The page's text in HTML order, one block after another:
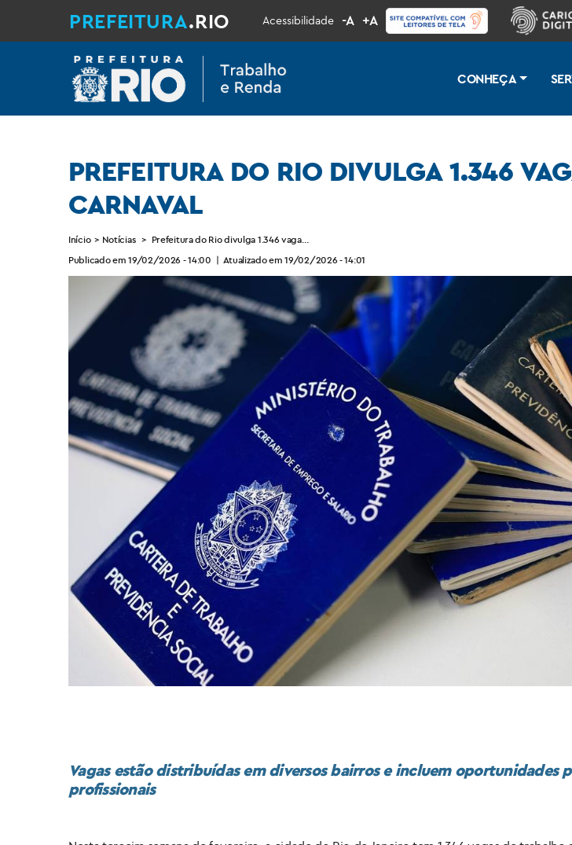
PREFEITURA.RIO Acessibilidade -A +A
CONHEÇA
PREFEITURA DO RIO DIVULGA 1.346
CARNAVAL
Início > Notícias > Prefeitura do Rio divulga 1.346 vagas de trabalho na semana de Carnaval
Publicado em 19/02/2026 - 14:00 | Atualizado em 19/02/2026 - 14:01
Vagas estão distribuídas em diversos bairros e incluem oportunidades
profissionais